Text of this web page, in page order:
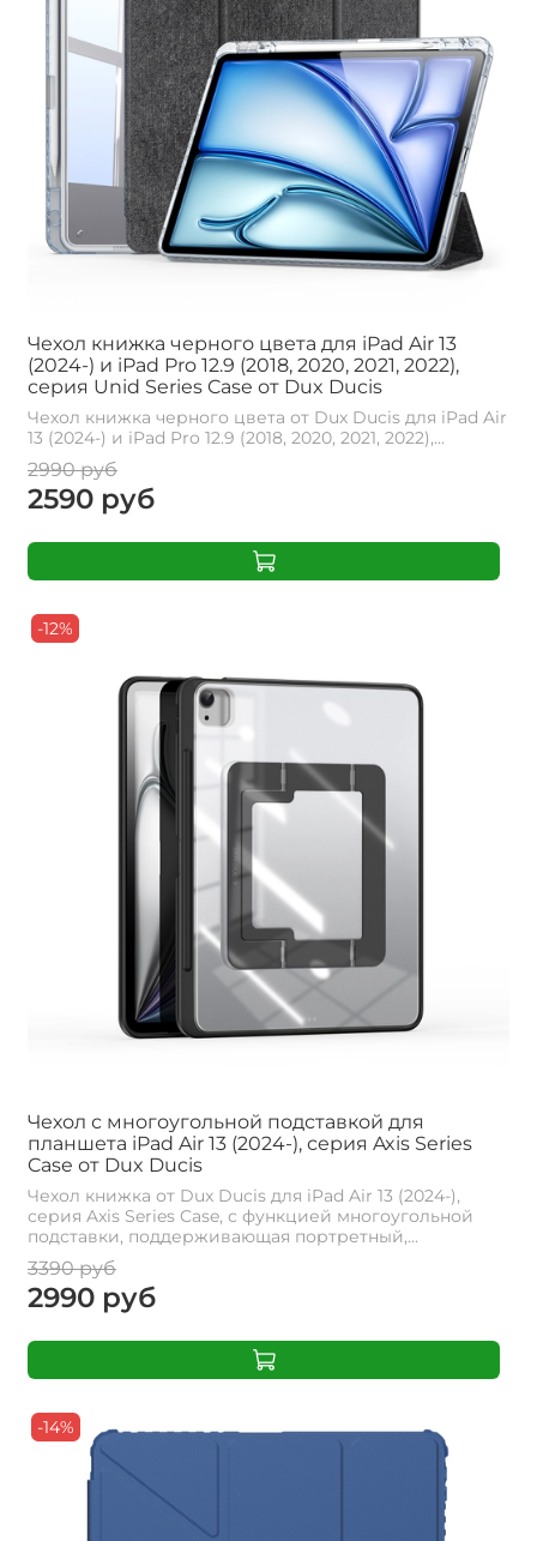
Чехол книжка черного цвета для iPad Air 13
(2024-) и iPad Pro 12.9 (2018, 2020, 2021, 2022),
серия Unid Series Case от Dux Ducis
Чехол книжка черного цвета от Dux Ducis для iPad Air
13 (2024-) и iPad Pro 12.9 (2018, 2020, 2021, 2022),...
2990 руб
2590 руб
-12%
Чехол с многоугольной подставкой для
планшета iPad Air 13 (2024-), серия Axis Series
Case от Dux Ducis
Чехол книжка от Dux Ducis для iPad Air 13 (2024-),
серия Axis Series Case, с функцией многоугольной
подставки, поддерживающая портретный,...
3390 руб
2990 руб
-14%